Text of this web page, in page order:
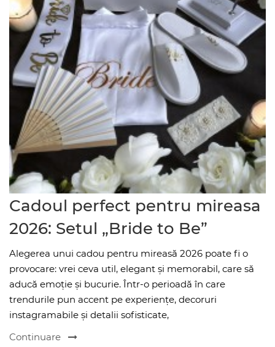
Cadoul perfect pentru mireasa
2026: Setul „Bride to Be”
Alegerea unui cadou pentru mireasă 2026 poate fi o
provocare: vrei ceva util, elegant și memorabil, care să
aducă emoție și bucurie. Într-o perioadă în care
trendurile pun accent pe experiențe, decoruri
instagramabile și detalii sofisticate,
Continuare